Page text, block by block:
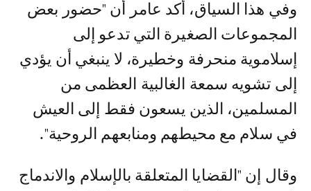
وفي هذا السياق، أكد عامر أن "حضور بعض
المجموعات الصغيرة التي تدعو إلى
إسلاموية منحرفة وخطيرة، لا ينبغي أن يؤدي
إلى تشويه سمعة الغالبية العظمى من
المسلمين، الذين يسعون فقط إلى العيش
في سلام مع محيطهم ومنابعهم الروحية".
وقال إن "القضايا المتعلقة بالإسلام والاندماج